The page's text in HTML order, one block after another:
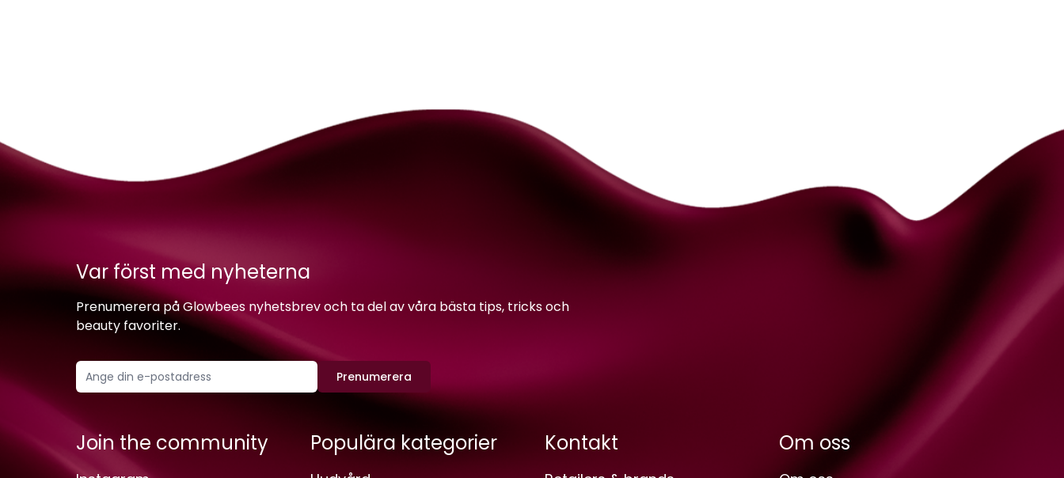
Var först med nyheterna
Prenumerera på Glowbees nyhetsbrev och ta del av våra bästa tips, tricks och
beauty favoriter.
Prenumerera
Join the community Populära kategorier Kontakt Om oss